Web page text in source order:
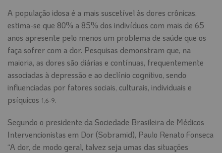
A população idosa é a mais suscetível às dores crônicas,
estima-se que 80% a 85% dos indivíduos com mais de 65
anos apresente pelo menos um problema de saúde que os
faça sofrer com a dor. Pesquisas demonstram que, na
maioria, as dores são diárias e contínuas, frequentemente
associadas à depressão e ao declínio cognitivo, sendo
influenciadas por fatores sociais, culturais, individuais e
psíquicos 1,6-9.
Segundo o presidente da Sociedade Brasileira de Médicos
Intervencionistas em Dor (Sobramid), Paulo Renato Fonseca
“A dor, de modo geral, talvez seja umas das situações